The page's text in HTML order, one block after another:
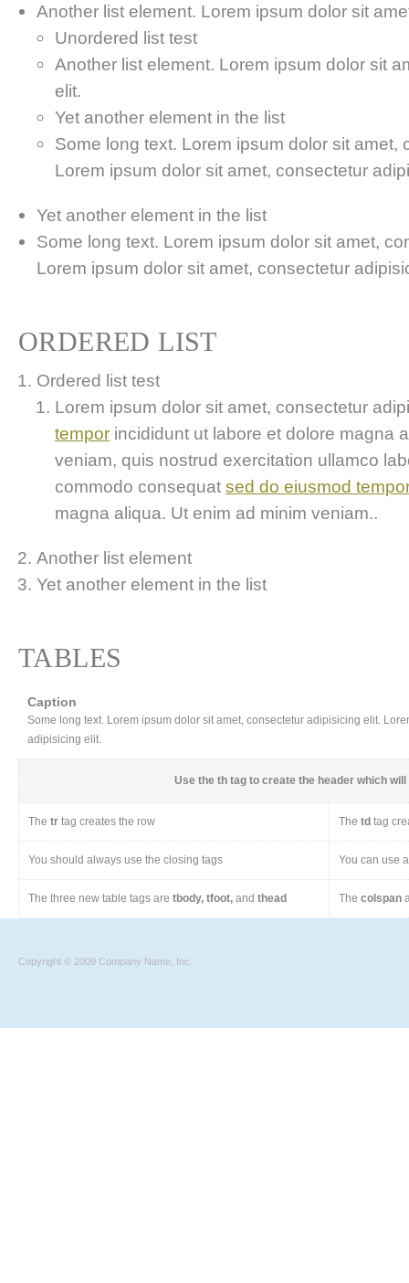
Another list element. Lorem ipsum dolor sit
Unordered list test
Another list element. Lorem ipsum dolor sit
elit.
Yet another element in the list
Some long text. Lorem ipsum dolor sit amet,
Lorem ipsum dolor sit amet, consectetur
Yet another element in the list
Some long text. Lorem ipsum dolor sit amet,
Lorem ipsum dolor sit amet, consectetur
ORDERED LIST
Ordered list test
Lorem ipsum dolor sit amet, consectetur
tempor incididunt ut labore et dolore magna
veniam, quis nostrud exercitation ullamco
commodo consequat sed do eiusmod
magna aliqua. Ut enim ad minim veniam..
Another list element
Yet another element in the list
TABLES
Caption
Some long text. Lorem ipsum dolor sit amet, consectetur adipisicing elit.
adipisicing elit.
Use the th tag to create the header which
The tr tag creates the row The td tag
You should always use the closing tags You can use
The three new table tags are tbody, tfoot, and thead The colspan
Copyright © 2009 Company Name, Inc.